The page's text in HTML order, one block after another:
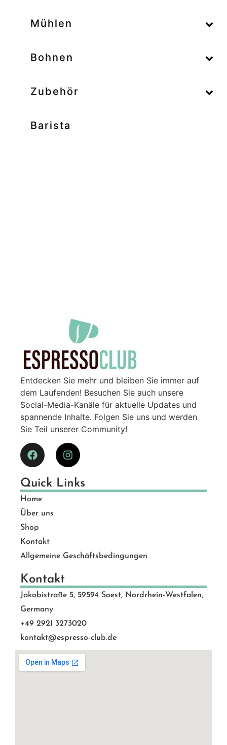
Mühlen
–
Bohnen
–
Zubehör
Barista
Entdecken Sie mehr und bleiben Sie immer auf
dem Laufenden! Besuchen Sie auch unsere
Social-Media-Kanäle für aktuelle Updates und
spannende Inhalte. Folgen Sie uns und werden
Sie Teil unserer Community!
Quick Links
Home
Über uns
Shop
Kontakt
Allgemeine Geschäftsbedingungen
Kontakt
Jakobistraße 5, 59594 Soest, Nordrhein-Westfalen,
Germany
+49 2921 3273020
kontakt@espresso-club.de